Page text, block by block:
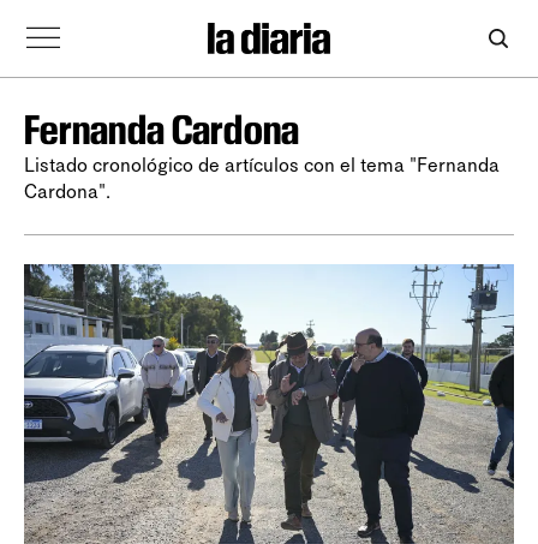
Fernanda Cardona
Listado cronológico de artículos con el tema "Fernanda
Cardona".